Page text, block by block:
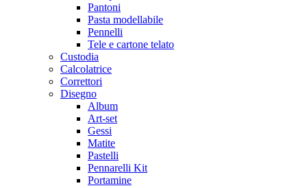
Pantoni
Pasta modellabile
Pennelli
Tele e cartone telato
Custodia
Calcolatrice
Correttori
Disegno
Album
Art-set
Gessi
Matite
Pastelli
Pennarelli Kit
Portamine